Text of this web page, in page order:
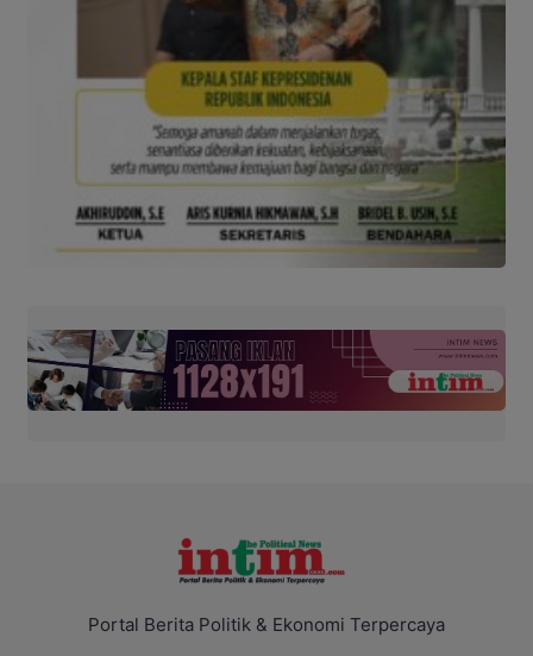
Portal Berita Politik & Ekonomi Terpercaya